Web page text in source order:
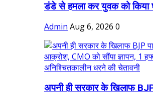
डंडे से हमला कर युवक को किया
Admin Aug 6, 2026 0
अपनी ही सरकार के खिलाफ BJP